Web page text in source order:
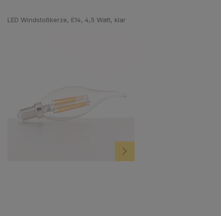
LED Windstoßkerze, E14, 4,5 Watt, klar